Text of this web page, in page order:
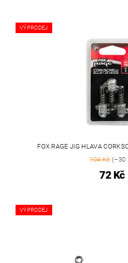
VÝPRODEJ
FOX RAGE JIG HLAVA
104 Kč(–30
72 Kč
VÝPRODEJ